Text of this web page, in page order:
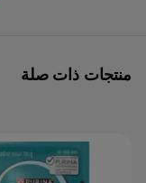
منتجات ذات صلة